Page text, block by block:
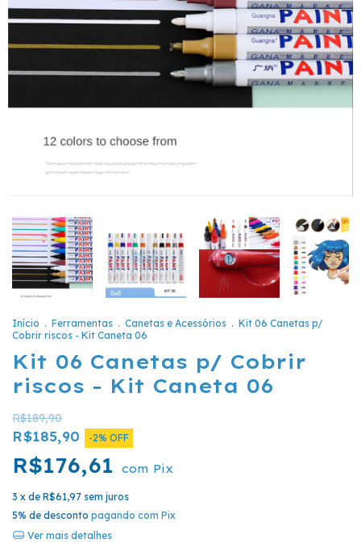
Início . Ferramentas . Canetas e Acessórios . Kit 06 Canetas p/
Cobrir riscos - Kit Caneta 06
Kit 06 Canetas p/ Cobrir
riscos - Kit Caneta 06
R$189,90
R$185,90 -2% OFF
R$176,61 com Pix
3 x de R$61,97 sem juros
5% de desconto pagando com Pix
Ver mais detalhes